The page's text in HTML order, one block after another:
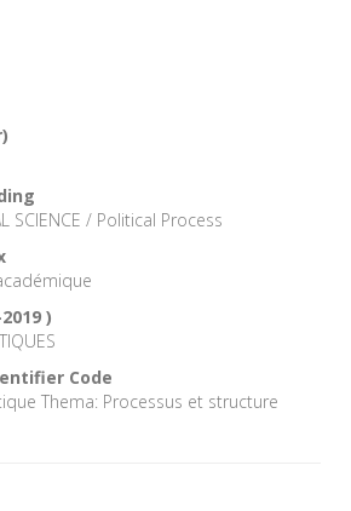
SCIENCE / Political Process
)
Code
Thema: Processus et structure